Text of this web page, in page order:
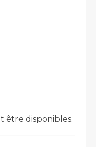
être disponibles.